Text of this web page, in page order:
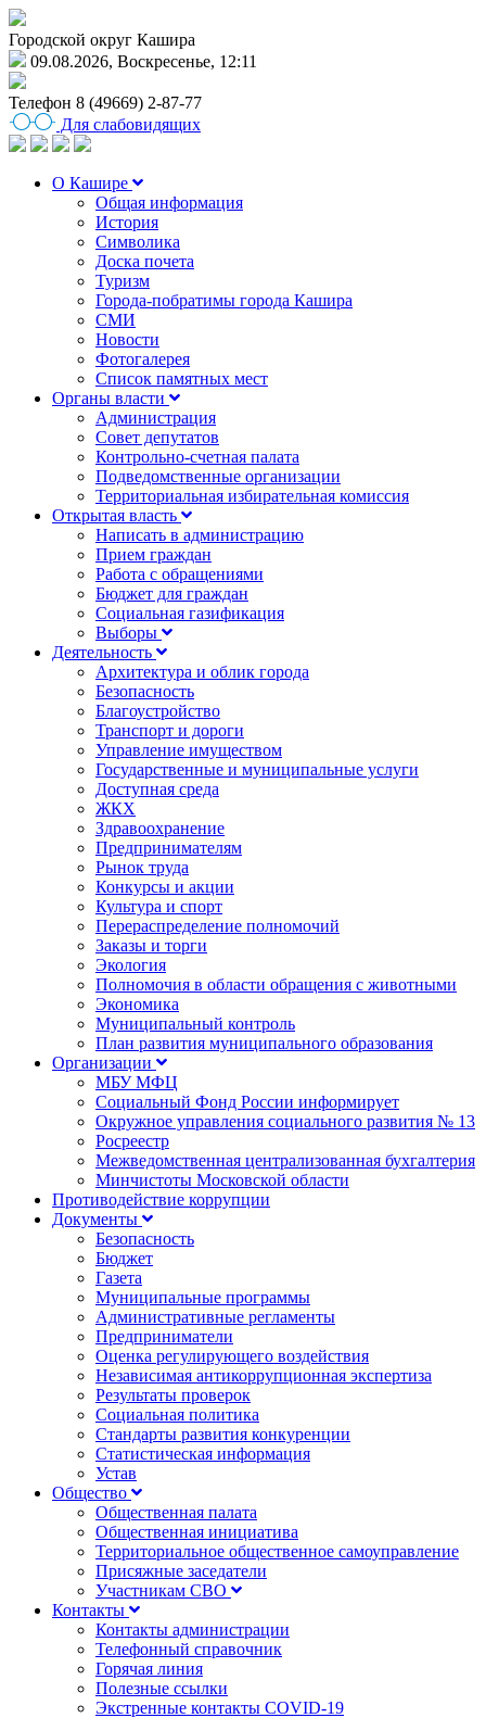
Городской округ Кашира
09.08.2026, Воскресенье, 12:11
Телефон 8 (49669) 2-87-77
Для слабовидящих
О Кашире
Общая информация
История
Символика
Доска почета
Туризм
Города-побратимы города Кашира
СМИ
Новости
Фотогалерея
Список памятных мест
Органы власти
Администрация
Совет депутатов
Контрольно-счетная палата
Подведомственные организации
Территориальная избирательная комиссия
Открытая власть
Написать в администрацию
Прием граждан
Работа с обращениями
Бюджет для граждан
Социальная газификация
Выборы
Деятельность
Архитектура и облик города
Безопасность
Благоустройство
Транспорт и дороги
Управление имуществом
Государственные и муниципальные услуги
Доступная среда
ЖКХ
Здравоохранение
Предпринимателям
Рынок труда
Конкурсы и акции
Культура и спорт
Перераспределение полномочий
Заказы и торги
Экология
Полномочия в области обращения с животными
Экономика
Муниципальный контроль
План развития муниципального образования
Организации
МБУ МФЦ
Социальный Фонд России информирует
Окружное управления социального развития № 13
Росреестр
Межведомственная централизованная бухгалтерия
Минчистоты Московской области
Противодействие коррупции
Документы
Безопасность
Бюджет
Газета
Муниципальные программы
Административные регламенты
Предприниматели
Оценка регулирующего воздействия
Независимая антикоррупционная экспертиза
Результаты проверок
Социальная политика
Стандарты развития конкуренции
Статистическая информация
Устав
Общество
Общественная палата
Общественная инициатива
Территориальное общественное самоуправление
Присяжные заседатели
Участникам СВО
Контакты
Контакты администрации
Телефонный справочник
Горячая линия
Полезные ссылки
Экстренные контакты COVID-19